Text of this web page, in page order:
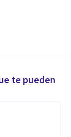
te pueden